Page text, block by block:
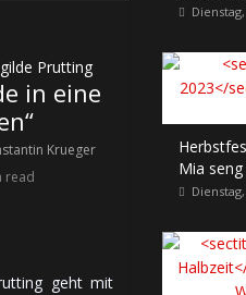
Prutting
in eine
Krueger
read
geht mit
Mia